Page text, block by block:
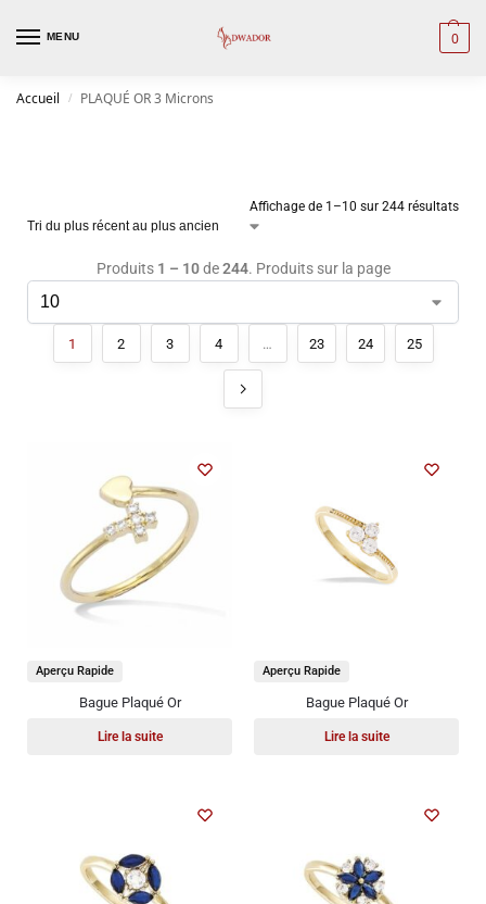
MENU 0
Accueil / PLAQUÉ OR 3 Microns
Affichage de 1–10 sur 244 résultats
Produits 1 – 10de244. Produits sur la page
1 2 3 4 … 23 24 25
Bague Plaqué Or
Lire la suite
Aperçu Rapide
Bague Plaqué Or
Lire la suite
Aperçu Rapide